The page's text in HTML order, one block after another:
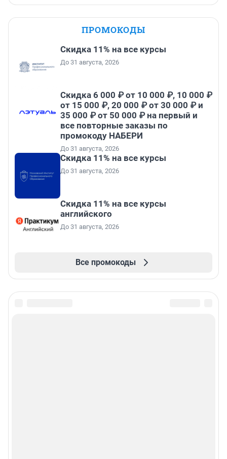
ПРОМОКОДЫ
Скидка 11% на все курсы
До 31 августа, 2026
Скидка 6 000 ₽ от 10 000 ₽, 10 000 ₽
от 15 000 ₽, 20 000 ₽ от 30 000 ₽ и
35 000 ₽ от 50 000 ₽ на первый и
все повторные заказы по
промокоду НАБЕРИ
До 31 августа, 2026
Скидка 11% на все курсы
До 31 августа, 2026
Скидка 11% на все курсы
английского
До 31 августа, 2026
Все промокоды